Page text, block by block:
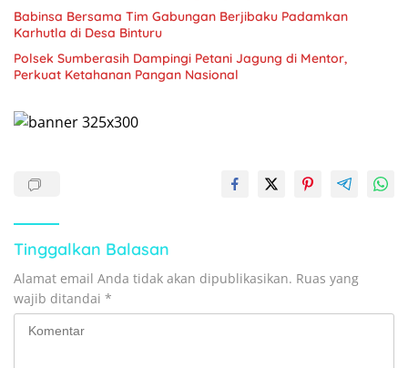
Babinsa Bersama Tim Gabungan Berjibaku Padamkan
Karhutla di Desa Binturu
Polsek Sumberasih Dampingi Petani Jagung di Mentor,
Perkuat Ketahanan Pangan Nasional
Tinggalkan Balasan
Alamat email Anda tidak akan dipublikasikan. Ruas yang
wajib ditandai *